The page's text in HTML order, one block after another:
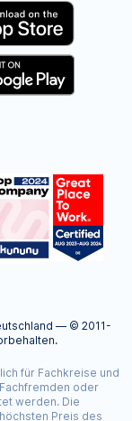
— © 2011-
für Fachkreise und
oder
werden. Die
Preis des